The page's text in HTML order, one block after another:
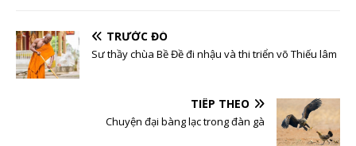
TRƯỚC ĐÓ
Sư thầy chùa Bề Đề đi nhậu và thi triển võ Thiếu lâm
TIẾP THEO
Chuyện đại bàng lạc trong đàn gà